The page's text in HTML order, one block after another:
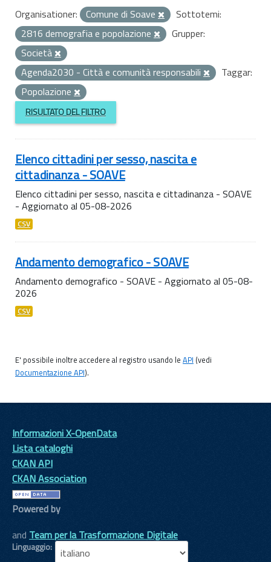
Organisationer: Comune di Soave
Sottotemi:
2816 demografia e popolazione
Grupper:
Società
Agenda2030 - Città e comunità responsabili
Taggar:
Popolazione
RISULTATO DEL FILTRO
Elenco cittadini per sesso, nascita e
cittadinanza - SOAVE
Elenco cittadini per sesso, nascita e cittadinanza - SOAVE
- Aggiornato al 05-08-2026
CSV
Andamento demografico - SOAVE
Andamento demografico - SOAVE - Aggiornato al 05-08-
2026
CSV
E' possibile inoltre accedere al registro usando le API (vedi
Documentazione API).
Informazioni X-OpenData
Lista cataloghi
CKAN API
CKAN Association
Powered by
and Team per la Trasformazione Digitale
Linguaggio